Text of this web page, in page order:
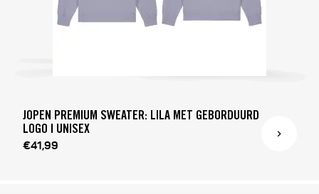
JOPEN PREMIUM SWEATER: LILA MET GEBORDUURD
LOGO | UNISEX
€41,99